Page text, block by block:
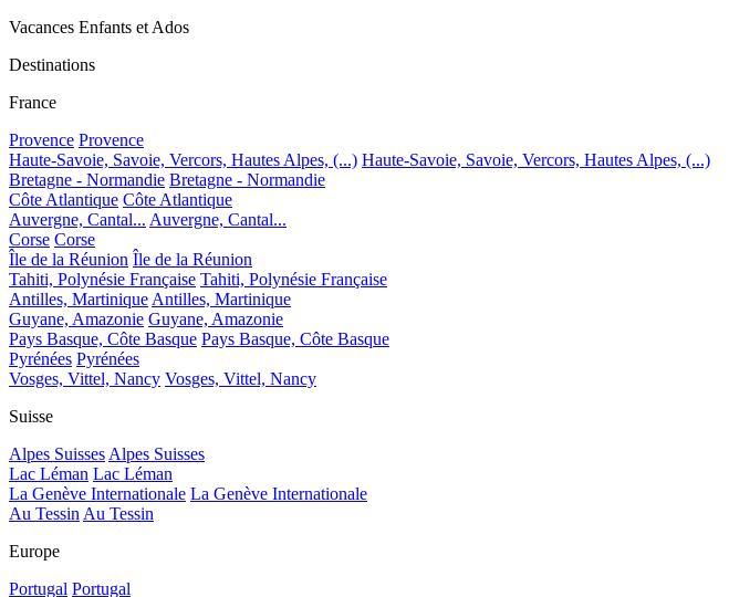
Vacances Enfants et Ados
Destinations
France
Provence Provence
Haute-Savoie, Savoie, Vercors, Hautes Alpes, (...) Haute-Savoie, Savoie, Vercors, Hautes Alpes, (...)
Bretagne - Normandie Bretagne - Normandie
Côte Atlantique Côte Atlantique
Auvergne, Cantal... Auvergne, Cantal...
Corse Corse
Île de la Réunion Île de la Réunion
Tahiti, Polynésie Française Tahiti, Polynésie Française
Antilles, Martinique Antilles, Martinique
Guyane, Amazonie Guyane, Amazonie
Pays Basque, Côte Basque Pays Basque, Côte Basque
Pyrénées Pyrénées
Vosges, Vittel, Nancy Vosges, Vittel, Nancy
Suisse
Alpes Suisses Alpes Suisses
Lac Léman Lac Léman
La Genève Internationale La Genève Internationale
Au Tessin Au Tessin
Europe
Portugal Portugal